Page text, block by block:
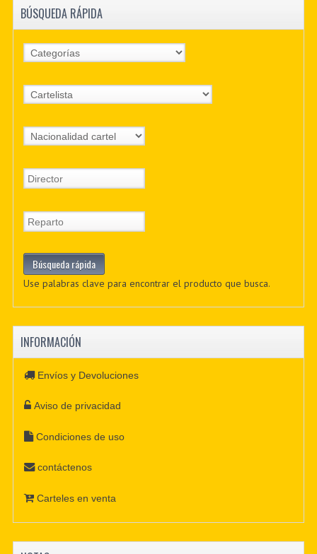
BÚSQUEDA RÁPIDA
Use palabras clave para encontrar el producto que busca.
INFORMACIÓN
Envíos y Devoluciones
Aviso de privacidad
Condiciones de uso
contáctenos
Carteles en venta